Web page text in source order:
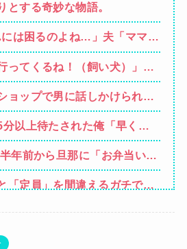
とする奇妙な物語。
は困るのよね…」夫「ママを
確かにママは頭が悪いけどそ
るのはムカつく！」もうこの
いけないけど、子供が
ってくるね！（飼い犬）」犬
ョップで男に話しかけられ
持ち歩いてたカードを品定め
以上待たされた俺「早く作
はキビキビ動け！そんなんだ
ろうな！」→ すると…
年前から旦那に「お弁当いら
とが度々あった → ある日、
為に旦那の鞄を開けた時に、
「定員」を間違えるガチでヤ
殺の犯人、ツェリードニヒで
、がんを公表「大腸癌になっ